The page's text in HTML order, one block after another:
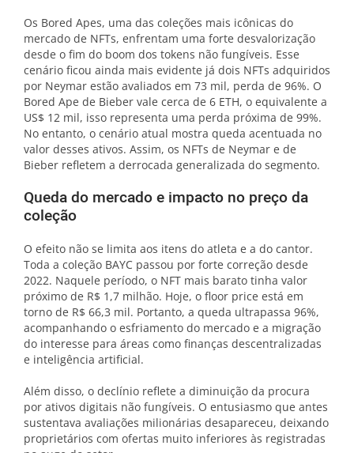
Os Bored Apes, uma das coleções mais icônicas do
mercado de NFTs, enfrentam uma forte desvalorização
desde o fim do boom dos tokens não fungíveis. Esse
cenário ficou ainda mais evidente já dois NFTs adquiridos
por Neymar estão avaliados em 73 mil, perda de 96%. O
Bored Ape de Bieber vale cerca de 6 ETH, o equivalente a
US$ 12 mil, isso representa uma perda próxima de 99%.
No entanto, o cenário atual mostra queda acentuada no
valor desses ativos. Assim, os NFTs de Neymar e de
Bieber refletem a derrocada generalizada do segmento.
Queda do mercado e impacto no preço da
coleção
O efeito não se limita aos itens do atleta e a do cantor.
Toda a coleção BAYC passou por forte correção desde
2022. Naquele período, o NFT mais barato tinha valor
próximo de R$ 1,7 milhão. Hoje, o floor price está em
torno de R$ 66,3 mil. Portanto, a queda ultrapassa 96%,
acompanhando o esfriamento do mercado e a migração
do interesse para áreas como finanças descentralizadas
e inteligência artificial.
Além disso, o declínio reflete a diminuição da procura
por ativos digitais não fungíveis. O entusiasmo que antes
sustentava avaliações milionárias desapareceu, deixando
proprietários com ofertas muito inferiores às registradas